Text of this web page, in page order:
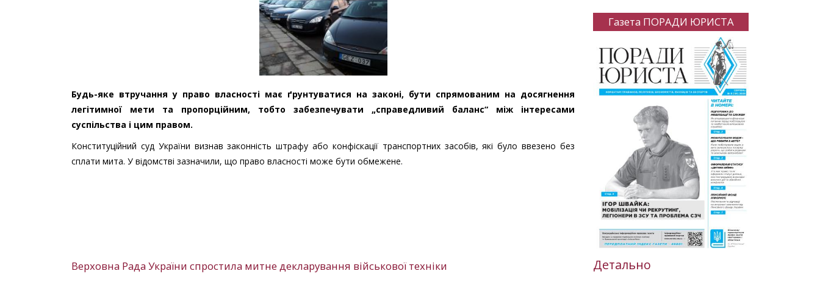
Будь-яке втручання у право власності має ґрунтуватися на законі, бути спрямованим на досягнення
легітимної мети та пропорційним, тобто забезпечувати „справедливий баланс“ між інтересами
суспільства і цим правом.
Конституційний суд України визнав законність штрафу або конфіскації транспортних засобів, які було ввезено без
сплати мита. У відомстві зазначили, що право власності може бути обмежене.
Верховна Рада України спростила митне декларування військової техніки
Газета ПОРАДИ ЮРИСТА
Детально